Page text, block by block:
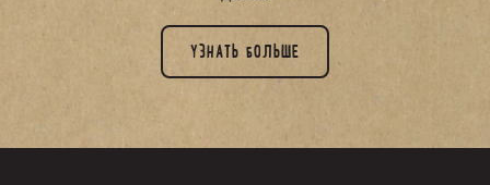
УЗНАТЬ БОЛЬШЕ